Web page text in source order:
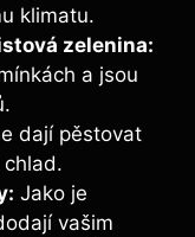
klimatu.
zelenina:
a jsou
dají pěstovat
Jako je
vašim